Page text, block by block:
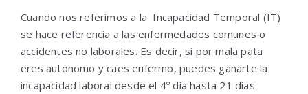
Cuando nos referimos a la Incapacidad Temporal (IT)
se hace referencia a las enfermedades comunes o
accidentes no laborales. Es decir, si por mala pata
eres autónomo y caes enfermo, puedes ganarte la
incapacidad laboral desde el 4º día hasta 21 días